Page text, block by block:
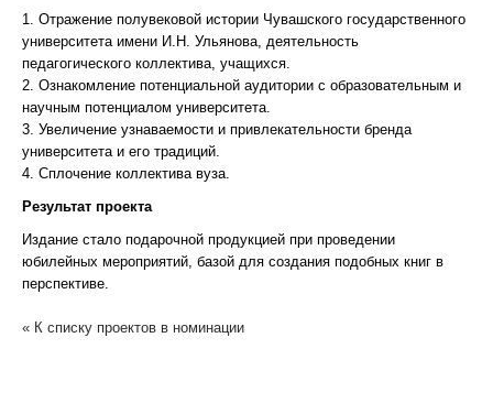
1. Отражение полувековой истории Чувашского государственного
университета имени И.Н. Ульянова, деятельность
педагогического коллектива, учащихся.
2. Ознакомление потенциальной аудитории с образовательным и
научным потенциалом университета.
3. Увеличение узнаваемости и привлекательности бренда
университета и его традиций.
4. Сплочение коллектива вуза.
Результат проекта
Издание стало подарочной продукцией при проведении
юбилейных мероприятий, базой для создания подобных книг в
перспективе.
« К списку проектов в номинации